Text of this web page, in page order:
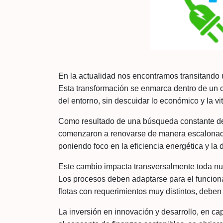
En la actualidad nos encontramos
Esta transformación se enmarca dentro de
del entorno, sin descuidar lo económico y la
Como resultado de una búsqueda constante
comenzaron a renovarse de manera
poniendo foco en la eficiencia energética y la
Este cambio impacta transversalmente toda
Los procesos deben adaptarse para el
flotas con requerimientos muy distintos,
La inversión en innovación y desarrollo, en